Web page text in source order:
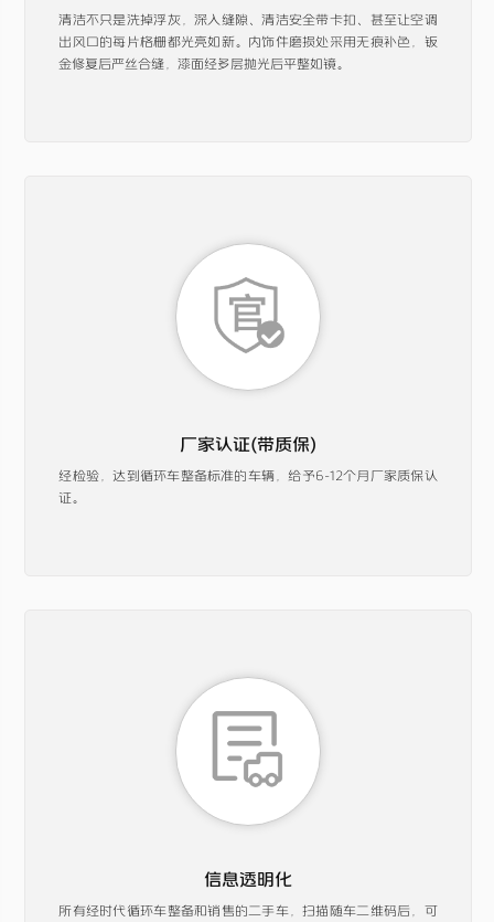
清洁不只是洗掉浮灰，深入缝隙、清洁安全带卡扣、甚至让空调
出风口的每片格栅都光亮如新。内饰件磨损处采用无痕补色，钣
金修复后严丝合缝，漆面经多层抛光后平整如镜。
厂家认证(带质保)
经检验，达到循环车整备标准的车辆，给予6-12个月厂家质保认
证。
信息透明化
所有经时代循环车整备和销售的二手车，扫描随车二维码后，可